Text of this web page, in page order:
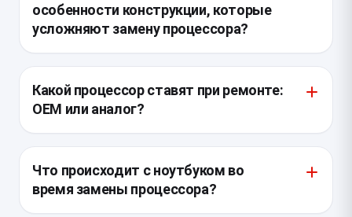
особенности конструкции, которые
усложняют замену процессора?
модуля, а о работе с материнской платой. Для
ремонта нужна точная термопрофильная пайка,
защита соседних элементов и последующая
микроскопом.
Какой процессор ставят при ремонте:
OEM или аналог?
OEM-чип с совместимой ревизией, либо донорский
процессор того же семейства и степпинга, если
это допустимо по плате. Важно учитывать не
Что происходит с ноутбуком во
время замены процессора?